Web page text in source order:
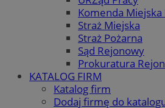
Komenda Miejska
Straż Miejska
Straż Pożarna
Sąd Rejonowy
Prokuratura
KATALOG FIRM
Katalog firm
Dodaj firmę do